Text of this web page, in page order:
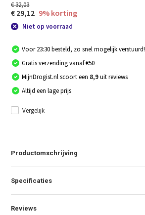
€ 32,03
€ 29,12 9% korting
Niet op voorraad
Voor 23:30 besteld, zo snel mogelijk verstuurd!
Gratis verzending vanaf €50
MijnDrogist.nl scoort een 8,9uit reviews
Altijd een lage prijs
Vergelijk
Productomschrijving
Specificaties
Reviews